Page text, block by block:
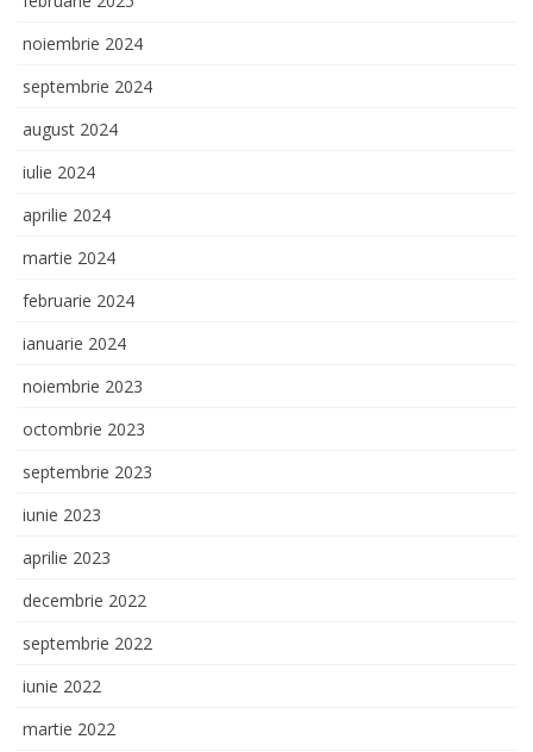
noiembrie 2024
septembrie 2024
august 2024
iulie 2024
aprilie 2024
martie 2024
februarie 2024
ianuarie 2024
noiembrie 2023
octombrie 2023
septembrie 2023
iunie 2023
aprilie 2023
decembrie 2022
septembrie 2022
iunie 2022
martie 2022